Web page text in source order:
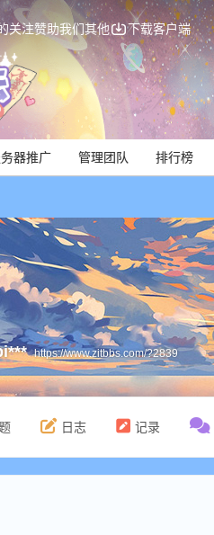
关注赞助我们其他 下载客户端
器推广 管理团队 排行榜
https://www.zitbbs.com/?2839
日志 记录